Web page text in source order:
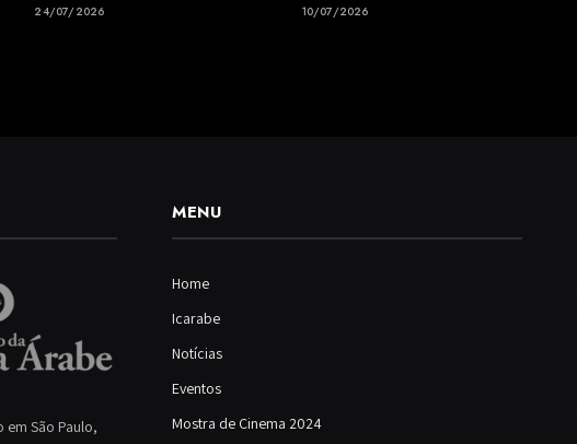
24/07/2026 10/07/2026
em São Paulo,
MENU
Home
Icarabe
Notícias
Eventos
Mostra de Cinema 2024